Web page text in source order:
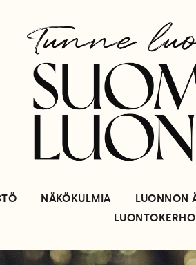
NÄKÖKULMIA LUONNON
LUONTOKERHO